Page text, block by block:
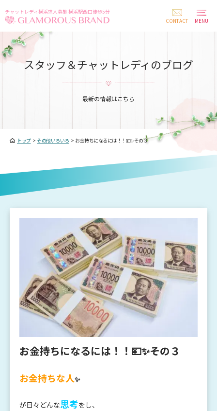
チャットレディ横浜求人募集 横浜駅西口徒歩5分
CONTACT
MENU
スタッフ＆チャットレディのブログ
最新の情報はこちら
トップ> その他いろいろ > お金持ちになるには！！💴✨その３
お金持ちになるには！！💴✨その３
お金持ちな人✨
が日々どんな思考をし、